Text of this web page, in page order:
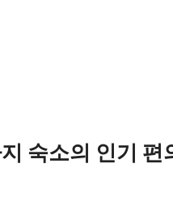
숙소의 인기 편